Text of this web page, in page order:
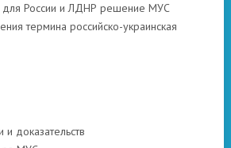
для России и ЛДНР решение МУС
термина российско-украинская
доказательств